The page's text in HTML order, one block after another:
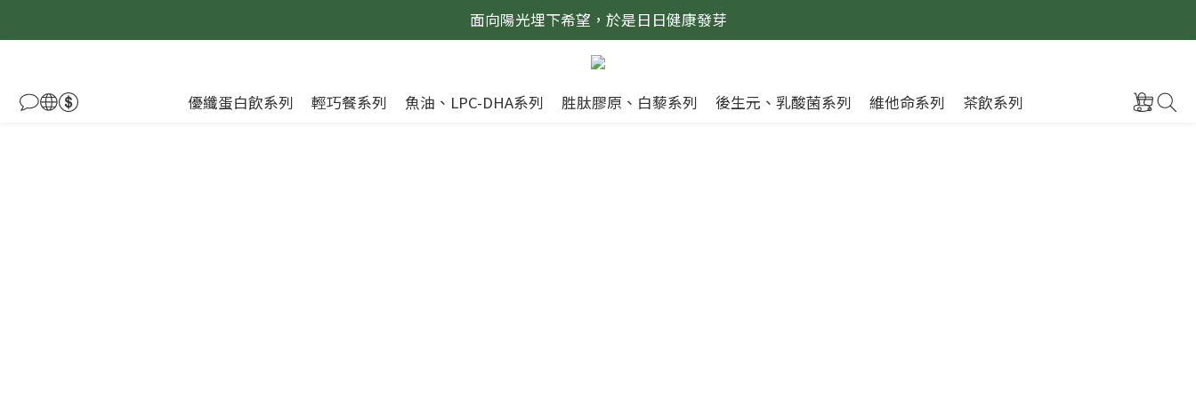
面向陽光埋下希望，於是日日健康發芽
優纖蛋白飲系列 輕巧餐系列 魚油、LPC-DHA系列 胜肽膠原、白藜系列 後生元、乳酸菌系列 維他命系列 茶飲系列